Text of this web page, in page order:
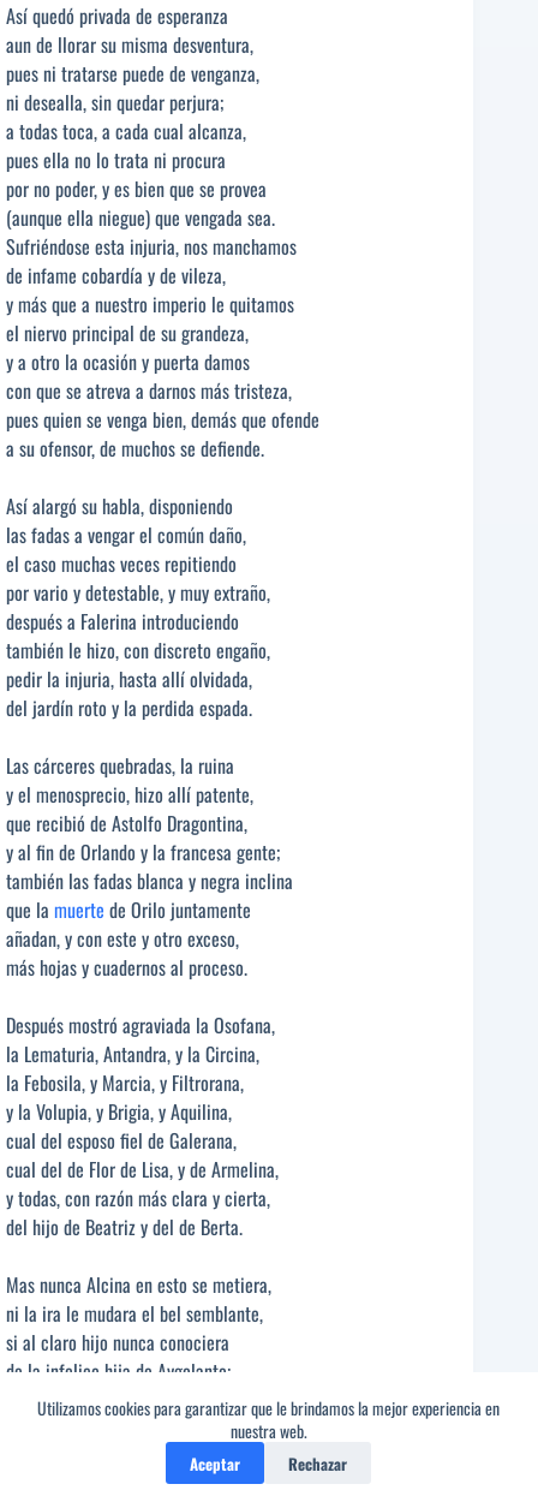
Utilizamos cookies para garantizar que le brindamos la mejor experiencia en
nuestra web.
Aceptar Rechazar
Así quedó privada de esperanza
aun de llorar su misma desventura,
pues ni tratarse puede de venganza,
ni desealla, sin quedar perjura;
a todas toca, a cada cual alcanza,
pues ella no lo trata ni procura
por no poder, y es bien que se provea
(aunque ella niegue) que vengada sea.
Sufriéndose esta injuria, nos manchamos
de infame cobardía y de vileza,
y más que a nuestro imperio le quitamos
el niervo principal de su grandeza,
y a otro la ocasión y puerta damos
con que se atreva a darnos más tristeza,
pues quien se venga bien, demás que ofende
a su ofensor, de muchos se defiende.
Así alargó su habla, disponiendo
las fadas a vengar el común daño,
el caso muchas veces repitiendo
por vario y detestable, y muy extraño,
después a Falerina introduciendo
también le hizo, con discreto engaño,
pedir la injuria, hasta allí olvidada,
del jardín roto y la perdida espada.
Las cárceres quebradas, la ruina
y el menosprecio, hizo allí patente,
que recibió de Astolfo Dragontina,
y al fin de Orlando y la francesa gente;
también las fadas blanca y negra inclina
que la muerte de Orilo juntamente
añadan, y con este y otro exceso,
más hojas y cuadernos al proceso.
Después mostró agraviada la Osofana,
la Lematuria, Antandra, y la Circina,
la Febosila, y Marcia, y Filtrorana,
y la Volupia, y Brigia, y Aquilina,
cual del esposo fiel de Galerana,
cual del de Flor de Lisa, y de Armelina,
y todas, con razón más clara y cierta,
del hijo de Beatriz y del de Berta.
Mas nunca Alcina en esto se metiera,
ni la ira le mudara el bel semblante,
si al claro hijo nunca conociera
de la infelice hija de Aygolante;
de verle o de gozarle desespera,
y odio en el cerebro amante
pusieron mil imágines, do alcanza,
aquí restitución, allá venganza.